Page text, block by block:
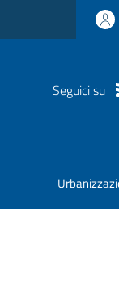
Seguici su